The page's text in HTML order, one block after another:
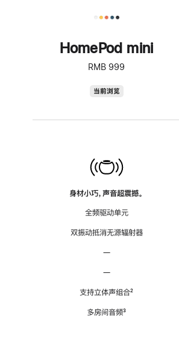
HomePod mini
RMB 999
当前浏览
身材小巧，声音超震撼。
全频驱动单元
双振动抵消无源辐射器
—
—
支持立体声组合脚
²
多房间音频脚
³